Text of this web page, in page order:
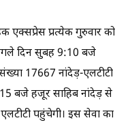
एक्सप्रेस प्रत्येक गुरुवार को
दिन सुबह 9:10 बजे
17667 नांदेड़-एलटीटी
बजे हजूर साहिब नांदेड़ से
पहुंचेगी। इस सेवा का